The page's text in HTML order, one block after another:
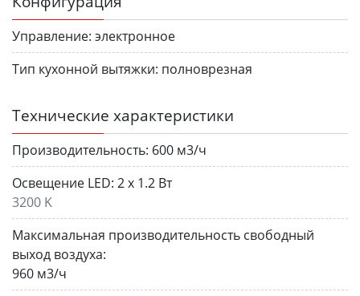
Управление: электронное
Тип кухонной вытяжки: полноврезная
Технические характеристики
Производительность: 600 м3/ч
Освещение LED: 2 х 1.2 Вт
3200 K
Максимальная производительность свободный
выход воздуха:
960 м3/ч